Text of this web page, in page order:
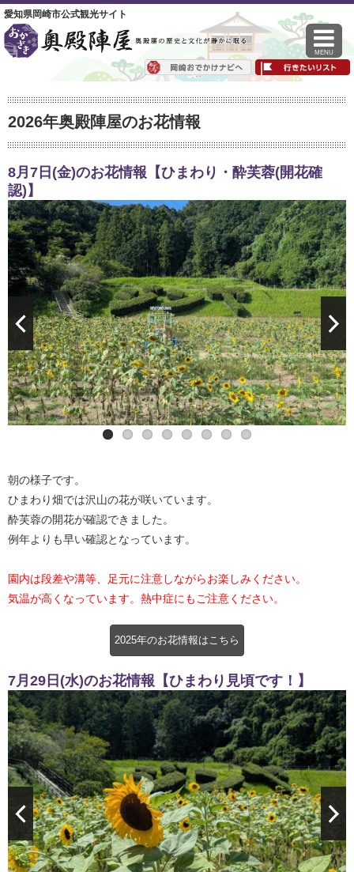
愛知県岡崎市公式観光サイト
MENU
2026年奥殿陣屋のお花情報
8月7日(金)のお花情報【ひまわり・酔芙蓉(開花確
認)】
酔芙蓉
朝の様子です。
ひまわり畑では沢山の花が咲いています。
酔芙蓉の開花が確認できました。
例年よりも早い確認となっています。
園内は段差や溝等、足元に注意しながらお楽しみください。
気温が高くなっています。熱中症にもご注意ください。
2025年のお花情報はこちら
7月29日(水)のお花情報【ひまわり見頃です！】